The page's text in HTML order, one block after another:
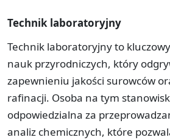
Technik laboratoryjny
Technik laboratoryjny to
nauk przyrodniczych, który
zapewnieniu jakości surowców
rafinacji. Osoba na tym
odpowiedzialna za
analiz chemicznych, które